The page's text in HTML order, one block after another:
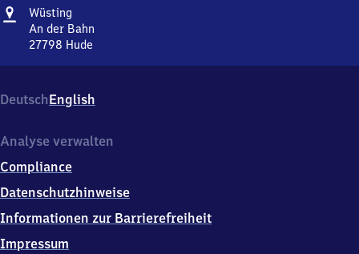
Adresse
Wüsting
An der Bahn
27798 Hude
der
Bahn,
7
9
8
DeutschEnglish
Analyse verwalten
Compliance
Datenschutzhinweise
Informationen zur Barrierefreiheit
Impressum